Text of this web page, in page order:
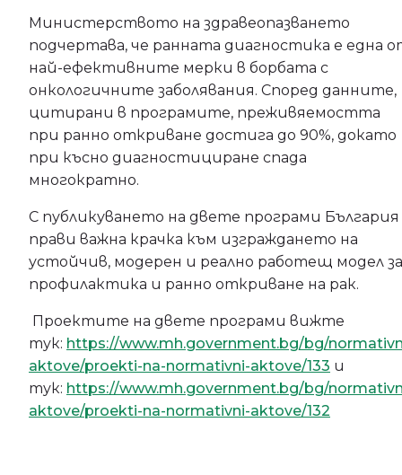
Министерството на здравеопазването
подчертава, че ранната диагностика е една
най-ефективните мерки в борбата с
онкологичните заболявания. Според данните,
цитирани в програмите, преживяемостта
при ранно откриване достига до 90%, докато
при късно диагностициране спада
многократно.
С публикуването на двете програми България
прави важна крачка към изграждането на
устойчив, модерен и реално работещ модел за
профилактика и ранно откриване на рак.
Проектите на двете програми вижте
тук: https://www.mh.government.bg/bg/
aktove/proekti-na-normativni-aktove/133 и
тук: https://www.mh.government.bg/bg/
aktove/proekti-na-normativni-aktove/132